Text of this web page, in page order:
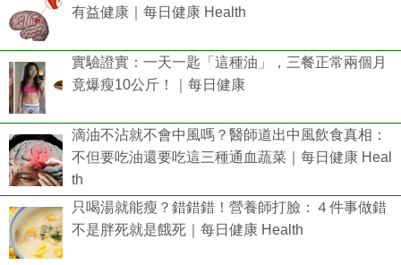
有益健康｜每日健康 Health
實驗證實：一天一匙「這種油」，三餐正常兩個月
竟爆瘦10公斤！｜每日健康
滴油不沾就不會中風嗎？醫師道出中風飲食真相：
不但要吃油還要吃這三種通血蔬菜｜每日健康 Heal
th
只喝湯就能瘦？錯錯錯！營養師打臉：４件事做錯
不是胖死就是餓死｜每日健康 Health